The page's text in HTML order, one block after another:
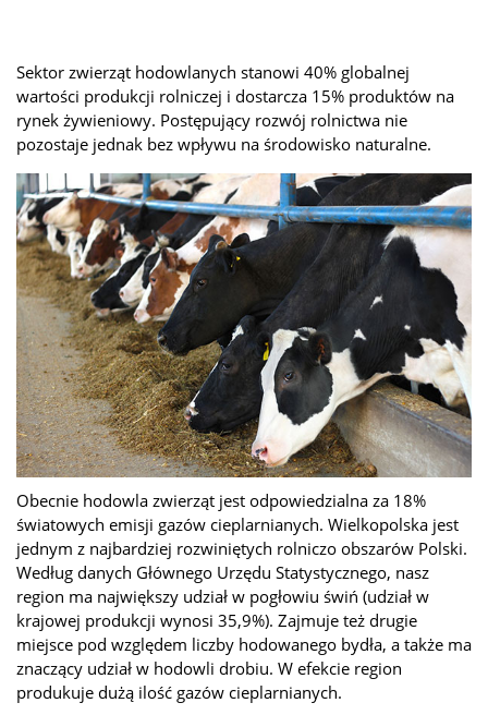
Sektor zwierząt hodowlanych stanowi 40% globalnej
wartości produkcji rolniczej i dostarcza 15% produktów na
rynek żywieniowy. Postępujący rozwój rolnictwa nie
pozostaje jednak bez wpływu na środowisko naturalne.
Obecnie hodowla zwierząt jest odpowiedzialna za 18%
światowych emisji gazów cieplarnianych. Wielkopolska jest
jednym z najbardziej rozwiniętych rolniczo obszarów Polski.
Według danych Głównego Urzędu Statystycznego, nasz
region ma największy udział w pogłowiu świń (udział w
krajowej produkcji wynosi 35,9%). Zajmuje też drugie
miejsce pod względem liczby hodowanego bydła, a także ma
znaczący udział w hodowli drobiu. W efekcie region
produkuje dużą ilość gazów cieplarnianych.